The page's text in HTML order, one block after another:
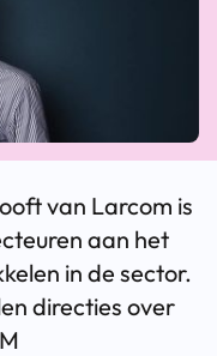
van Larcom is
aan het
in de sector.
directies over